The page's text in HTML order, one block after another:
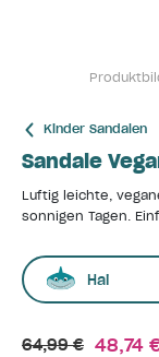
Kinder Sandalen
Sandale
Luftig leichte,
sonnigen Tagen.
Hai
64,99 € 48,74